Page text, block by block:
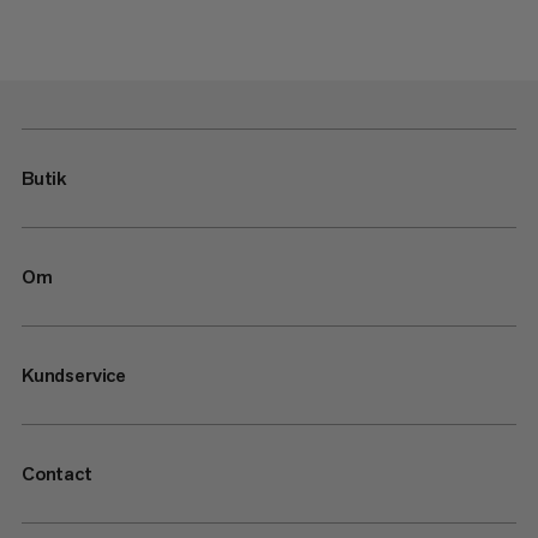
Butik
Om
Kundservice
Contact